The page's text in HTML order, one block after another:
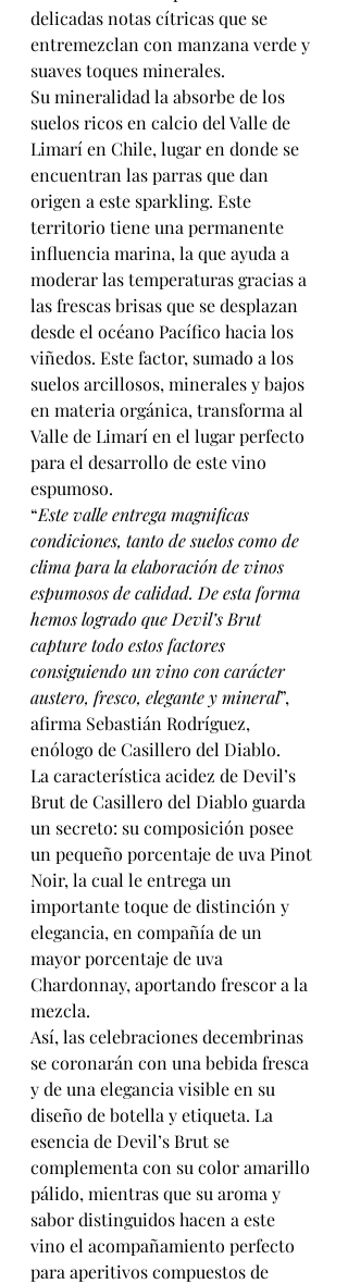
delicadas notas cítricas que se
entremezclan con manzana verde y
suaves toques minerales.
Su mineralidad la absorbe de los
suelos ricos en calcio del Valle de
Limarí en Chile, lugar en donde se
encuentran las parras que dan
origen a este sparkling. Este
territorio tiene una permanente
influencia marina, la que ayuda a
moderar las temperaturas gracias a
las frescas brisas que se desplazan
desde el océano Pacífico hacia los
viñedos. Este factor, sumado a los
suelos arcillosos, minerales y bajos
en materia orgánica, transforma al
Valle de Limarí en el lugar perfecto
para el desarrollo de este vino
espumoso.
“Este valle entrega magnificas
condiciones, tanto de suelos como de
clima para la elaboración de vinos
espumosos de calidad. De esta forma
hemos logrado que Devil’s Brut
capture todo estos factores
consiguiendo un vino con carácter
austero, fresco, elegante y mineral”,
afirma Sebastián Rodríguez,
enólogo de Casillero del Diablo.
La característica acidez de Devil’s
Brut de Casillero del Diablo guarda
un secreto: su composición posee
un pequeño porcentaje de uva Pinot
Noir, la cual le entrega un
importante toque de distinción y
elegancia, en compañía de un
mayor porcentaje de uva
Chardonnay, aportando frescor a la
mezcla.
Así, las celebraciones decembrinas
se coronarán con una bebida fresca
y de una elegancia visible en su
diseño de botella y etiqueta. La
esencia de Devil’s Brut se
complementa con su color amarillo
pálido, mientras que su aroma y
sabor distinguidos hacen a este
vino el acompañamiento perfecto
para aperitivos compuestos de